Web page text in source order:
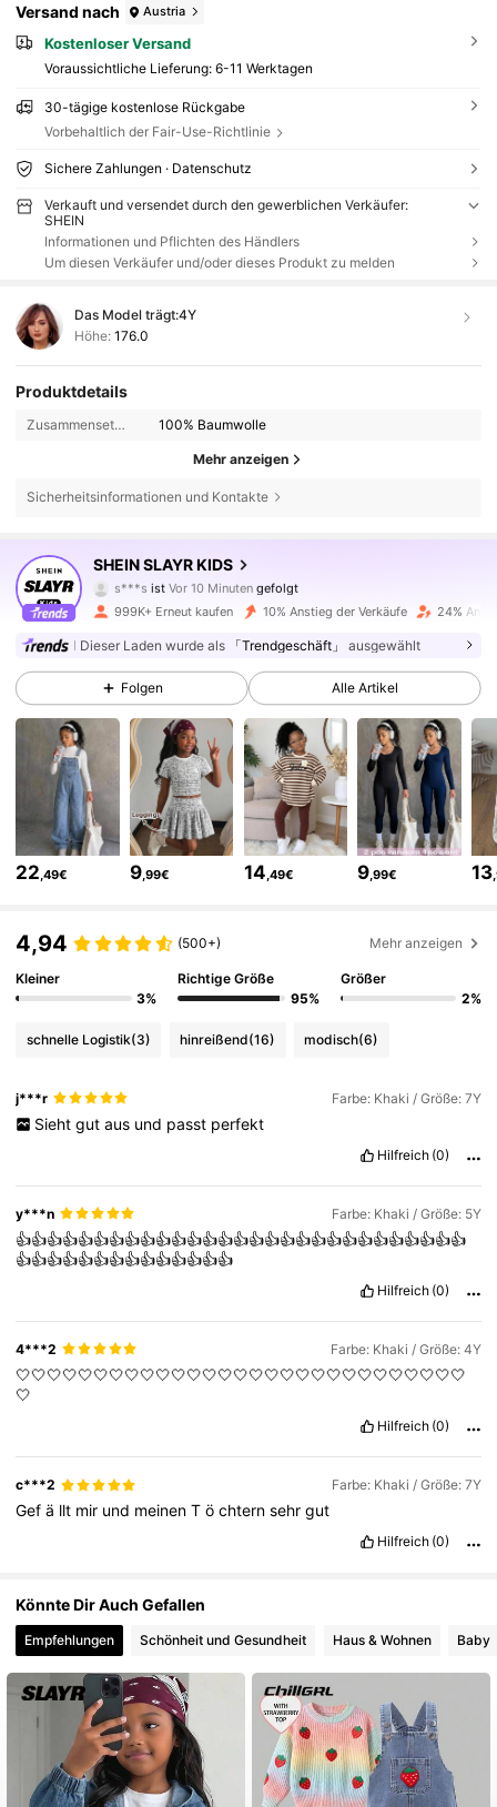
Versand nach Austria
Kostenloser Versand
Voraussichtliche Lieferung: 6-11 Werktagen
30-tägige kostenlose Rückgabe
Vorbehaltlich der Fair-Use-Richtlinie
Sichere Zahlungen · Datenschutz
Verkauft und versendet durch den gewerblichen Verkäufer:
SHEIN
Informationen und Pflichten des Händlers
Um diesen Verkäufer und/oder dieses Produkt zu melden
Das Model trägt:4Y
Höhe: 176.0
Produktdetails
Zusammensetzung: 100% Baumwolle
Mehr anzeigen
Sicherheitsinformationen und Kontakte
SHEIN SLAYR KIDS
4,88 298K Follower
s***sistVor 10 Minuten
k***4 ist am Durchsuchen
4,88
298K Follower
4,88 298K Follower
298K Follower
4,88 298K Follower
298K Follower
4,88 298K Follower
4,88
999K+ Erneut kaufen 10% Anstieg der Verkäufe 24%
Dieser Laden wurde als 「Trendgeschäft」 ausgewählt
Folgen Alle Artikel
22,49€ 9,99€ 14,49€ 9,99€ 13
4,94 (500+) Mehr anzeigen
Kleiner
3%
Richtige Größe
95%
Größer
2%
schnelle Logistik(3) hinreißend(16) modisch(6)
j***r Farbe: Khaki / Größe: 7Y
Sieht gut aus und passt perfekt
Hilfreich (0)
y***n Farbe: Khaki / Größe: 5Y
👍👍👍👍👍👍👍👍👍👍👍👍👍👍👍👍👍👍👍👍👍👍👍👍👍👍👍👍👍
👍👍👍👍👍👍👍👍👍👍👍👍👍👍
Hilfreich (0)
4***2 Farbe: Khaki / Größe: 4Y
🤍🤍🤍🤍🤍🤍🤍🤍🤍🤍🤍🤍🤍🤍🤍🤍🤍🤍🤍🤍🤍🤍🤍🤍🤍🤍🤍🤍🤍
🤍
Hilfreich (0)
c***2 Farbe: Khaki / Größe: 7Y
Gefä llt mir und meinenTöchternsehrgut
Hilfreich (0)
Könnte Dir Auch Gefallen
Empfehlungen Schönheit und Gesundheit Haus & Wohnen Baby